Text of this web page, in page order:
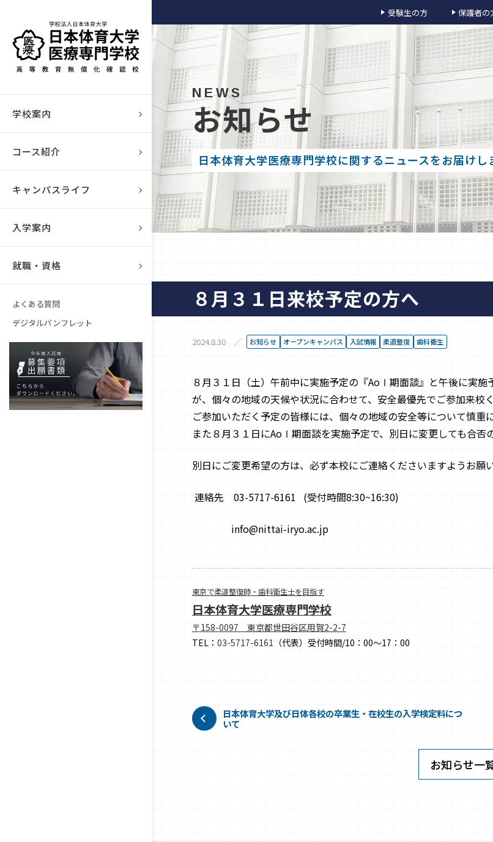
柔道整復師・歯科衛生士の日
本体育大学医療専門学校（高
学校案内 ご挨拶／教育理念
沿革
日本体育大学グループ
情報公開
施設紹介
コース紹介 柔道整復コース
歯科衛生コース
キャンパスライフ キャンパスライフ
年間行事
入学案内 入試案内
高等教育無償化のご案内
よくある質問
就職・資格
進路・就職
よくある質問
デジタルパンフレット
受験生の方 保護者の
NEWS
お知らせ
日本体育大学医療専門学校に関するニュースをお届けし
８月３１日来校予定の方へ
2024.8.30 お知らせ オープンキャンパス 入試情報 柔道整復 歯科衛生
８月３１日（土）午前中に実施予定の『AoⅠ期面談』と午後に実施
が、個々の地域の天候や状況に合わせて、安全最優先でご参加来校く
ご参加いただく予定の皆様には、個々の地域の安全等について慎重
また８月３１日にAoⅠ期面談を実施予定で、別日に変更しても合否
別日にご変更希望の方は、必ず本校にご連絡くださいますようお願
連絡先 03-5717-6161 (受付時間8:30~16:30)
info@nittai-iryo.ac.jp
東京で柔道整復師・歯科衛生士を目指す
日本体育大学医療専門学校
〒158-0097 東京都世田谷区用賀2-2-7
TEL： 03-5717-6161 （代表） 受付時間/10：00～17：00
日本体育大学及び日体各校の卒業生・在校生の入学検定料につ
いて
お知らせ一